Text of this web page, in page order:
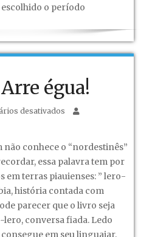
o período
égua!
desativados em
não conhece o “nordestinês”
essa palavra tem por
em terras piauienses: ” lero-
história contada com
parecer que o livro seja
conversa fiada. Ledo
em seu linguajar,